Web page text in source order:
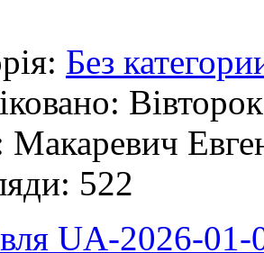
Без
Макаревич
522
UA-2026-